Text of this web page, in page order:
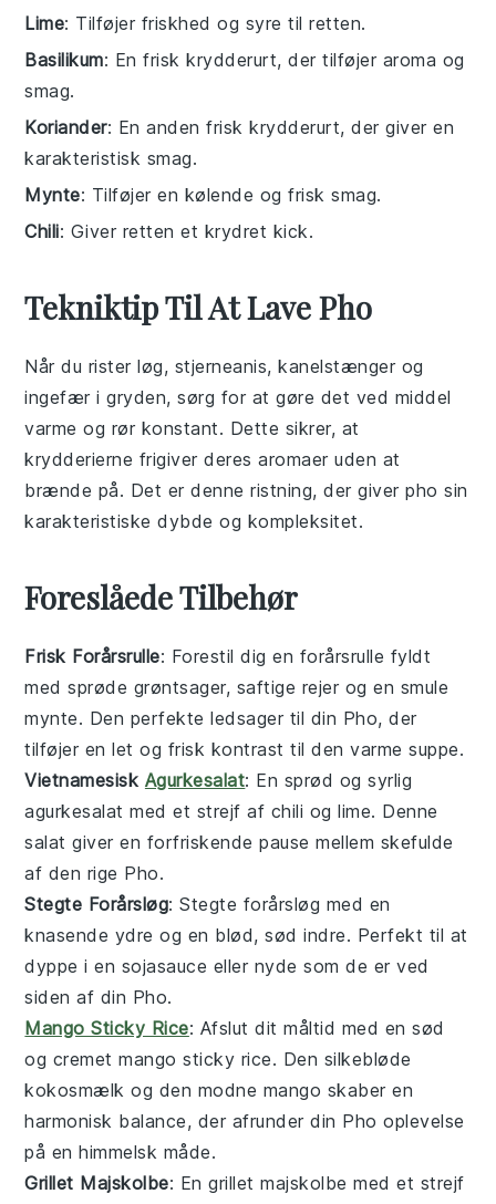
Lime: Tilføjer friskhed og syre til retten.
Basilikum: En frisk krydderurt, der tilføjer aroma og
smag.
Koriander: En anden frisk krydderurt, der giver en
karakteristisk smag.
Mynte: Tilføjer en kølende og frisk smag.
Chili: Giver retten et krydret kick.
Tekniktip Til At Lave Pho
Når du risterløg, stjerneanis,kanelstænger og
ingefær i gryden, sørg for at gøre det ved middel
varme og rør konstant. Dette sikrer, at
krydderierne frigiver deres aromaer uden at
brænde på. Det er denne ristning, der giverpho sin
karakteristiske dybde og kompleksitet.
Foreslåede Tilbehør
Frisk Forårsrulle: Forestil dig en forårsrulle fyldt
med sprøde grøntsager, saftige rejer og en smule
mynte. Den perfekte ledsager til din Pho, der
tilføjer en let og frisk kontrast til den varmesuppe.
Vietnamesisk Agurkesalat: En sprød og syrlig
agurkesalat med et strejf af chili oglime. Denne
salat giver en forfriskende pause mellem skefulde
af den rige Pho.
Stegte Forårsløg: Stegte forårsløg med en
knasende ydre og en blød, sød indre. Perfekt til at
dyppe i en sojasauce eller nyde som de er ved
siden af din Pho.
Mango Sticky Rice: Afslut dit måltid med en sød
og cremetmango sticky rice. Den silkebløde
kokosmælk og den modne mango skaber en
harmonisk balance, der afrunder din Pho oplevelse
på en himmelsk måde.
Grillet Majskolbe: Engrillet majskolbe med et strejf